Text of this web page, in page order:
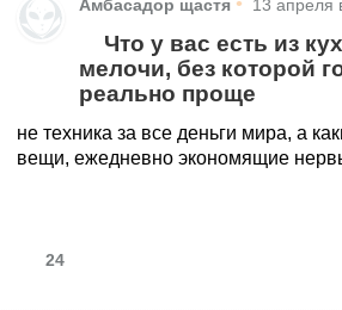
Амбасадор щастя 13 апреля
Что у вас есть из
мелочи, без которой
реально проще
не техника за все деньги мира, а
вещи, ежедневно экономящие
24